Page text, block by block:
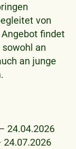
von
findet
an
an junge
24.04.2026
24.07.2026